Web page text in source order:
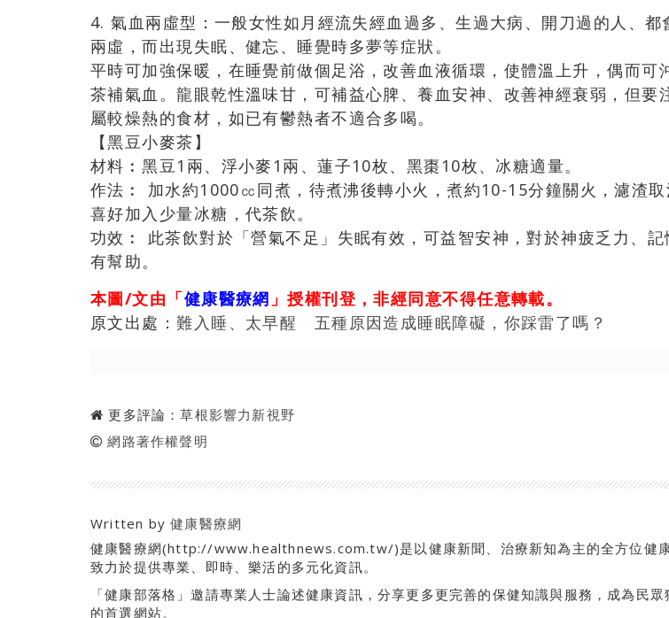
4. 氣血兩虛型：一般女性如月經流失經血過多、生過大病、開刀過的人、都
兩虛，而出現失眠、健忘、睡覺時多夢等症狀。
平時可加強保暖，在睡覺前做個足浴，改善血液循環，使體溫上升，偶而可
茶補氣血。龍眼乾性溫味甘，可補益心脾、養血安神、改善神經衰弱，但要
屬較燥熱的食材，如已有鬱熱者不適合多喝。
【黑豆小麥茶】
材料︰黑豆1兩、浮小麥1兩、蓮子10枚、黑棗10枚、冰糖適量。
作法︰ 加水約1000㏄同煮，待煮沸後轉小火，煮約10-15分鐘關火，濾渣取
喜好加入少量冰糖，代茶飲。
功效︰ 此茶飲對於「營氣不足」失眠有效，可益智安神，對於神疲乏力、記
有幫助。
本圖/文由「健康醫療網 」授權刊登，非經同意不得任意轉載。
原文出處：難入睡、太早醒 五種原因造成睡眠障礙，你踩雷了嗎？
更多評論：草根影響力新視野
網路著作權聲明
Written by健康醫療網
健康醫療網(http://www.healthnews.com.tw/)是以健康新聞、治療新知為主的全方位健康
致力於提供專業、即時、樂活的多元化資訊。
「健康部落格」邀請專業人士論述健康資訊，分享更多更完善的保健知識與服務，成為民
的首選網站。